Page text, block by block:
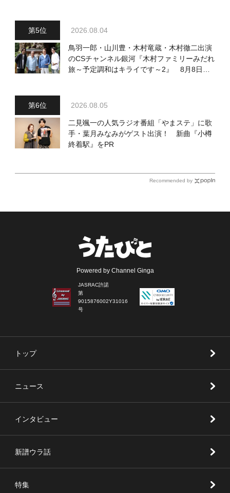
2026.08.04
鳥羽一郎・山川豊・木村竜蔵・木村徹二出演
のCSチャンネル銀河『木村ファミリーみだれ
旅～予定調和はキライです～2』 8月8日
2026.08.05
二見颯一の人気ラジオ番組「やまステ」に歌
手・葉月みなみがゲスト出演！ 新曲『小樽
終着駅』をPR
Recommended by
Powered by Channel Ginga
JASRAC許諾
第
9015876002Y31016
号
トップ
ニュース
インタビュー
新譜ウラ話
特集